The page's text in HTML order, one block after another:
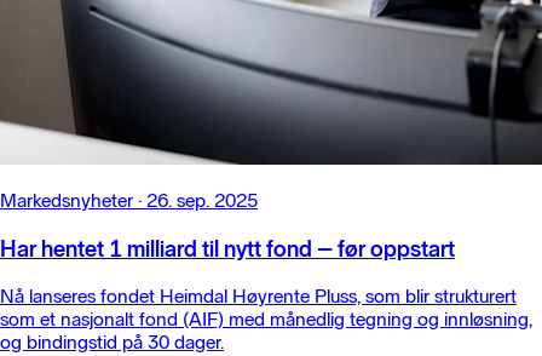
Markedsnyheter · 26. sep. 2025
Har hentet 1 milliard til nytt fond – før oppstart
Nå lanseres fondet Heimdal Høyrente Pluss, som blir strukturert
som et nasjonalt fond (AIF) med månedlig tegning og innløsning,
og bindingstid på 30 dager.